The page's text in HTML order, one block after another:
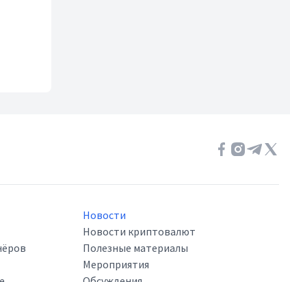
Новости
Новости криптовалют
Полезные материалы
Мероприятия